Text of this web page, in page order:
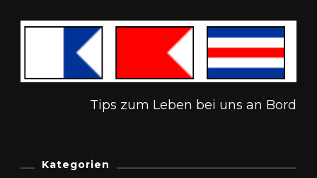
Tips zum Leben bei uns an Bord
Kategorien